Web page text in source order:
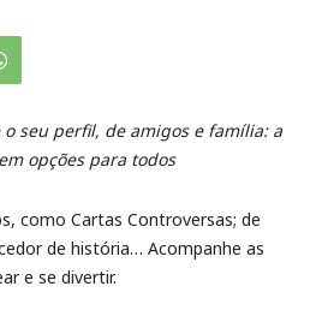
seu perfil, de amigos e família: a
opções para todos
como Cartas Controversas; de
de história… Acompanhe as
e se divertir.